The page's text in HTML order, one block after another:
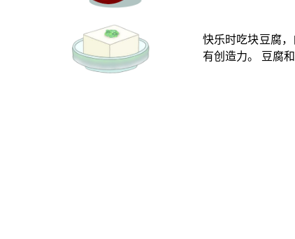
快乐时吃块豆腐
有创造力。 豆腐